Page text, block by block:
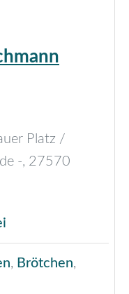
Platz /
-, 27570
, Brötchen,